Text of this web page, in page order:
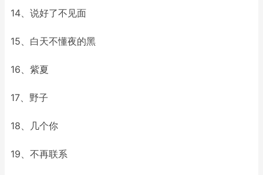
14、说好了不见面
15、白天不懂夜的黑
16、紫夏
17、野子
18、几个你
19、不再联系